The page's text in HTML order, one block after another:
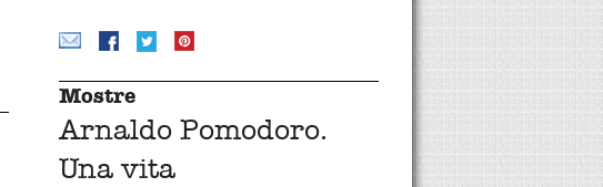
Mostre
Arnaldo Pomodoro.
Una vita